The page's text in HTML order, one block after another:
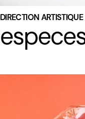
DIRECTION ARTISTIQUE